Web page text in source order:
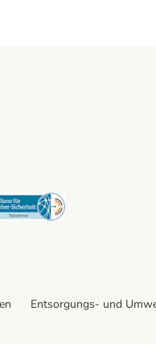
Security
Entsorgungs- und